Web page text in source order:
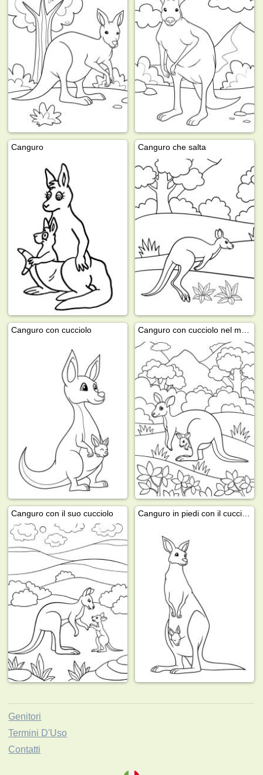
Canguro Canguro che salta
Canguro con cucciolo Canguro con cucciolo nel marsupio
Canguro con il suo cucciolo
Genitori
Termini D'Uso
Contatti